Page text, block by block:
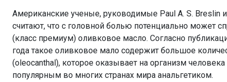
Американские ученые, руководимые Paul A. S. Breslin
считают, что с головной болью потенциально может
(класс премиум) оливковое масло. Согласно
года такое оливковое мало содержит большое
(oleocanthal), которое оказывает на организм
популярным во многих странах мира анальгетиком.